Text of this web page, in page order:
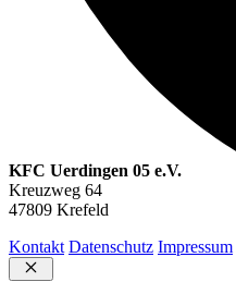
KFC Uerdingen 05 e.V.
Kreuzweg 64
47809 Krefeld
Kontakt Datenschutz Impressum
Schließen